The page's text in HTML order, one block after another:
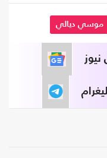
موسي ديالي
نيوز